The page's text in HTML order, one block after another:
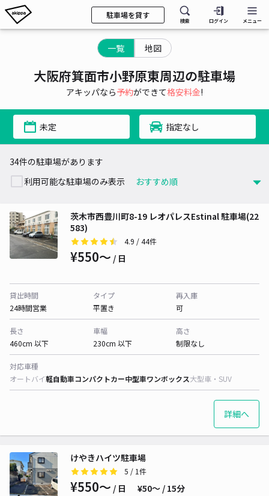
駐車場を貸す
検索 ログイン メニュー
一覧 地図
大阪府箕面市小野原東周辺の駐車場
アキッパなら予約ができて格安料金!
未定 指定なし
34件の駐車場があります
利用可能な駐車場のみ表示
茨木市西豊川町8-19 レオパレスEstinal 駐車場(22
583)
4.9 / 44件
¥550〜 / 日
貸出時間
24時間営業
タイプ
平置き
再入庫
可
長さ
460cm 以下
車幅
230cm 以下
高さ
制限なし
対応車種
オートバイ軽自動車コンパクトカー中型車ワンボックス大型車・SUV
詳細へ
けやきハイツ駐車場
5 / 1件
¥550〜 / 日 ¥50〜 / 15分